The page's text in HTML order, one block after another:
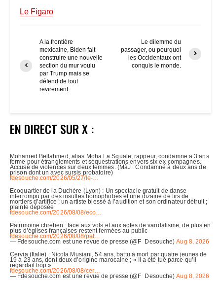
Le Figaro
A la frontière
mexicaine, Biden fait
construire une nouvelle
section du mur voulu
par Trump mais se
défend de tout
revirement
Le dilemme du
passager, ou pourquoi
les Occidentaux ont
conquis le monde.
EN DIRECT SUR X :